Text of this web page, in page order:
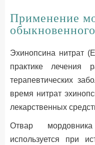
Применение
Эхинопсина нитрат
практике лечения
терапевтических
время нитрат
лекарственных
Отвар
используется при